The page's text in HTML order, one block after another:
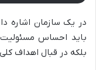
در یک سازمان اشاره
باید احساس مسئولیت
بلکه در قبال اهداف